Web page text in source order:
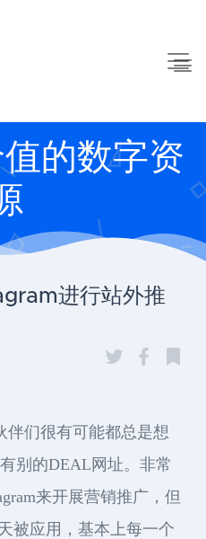
的数字资
进行站外推
伴们很有可能都总是想
别的DEAL网址。非常
来开展营销推广，但
被应用，基本上每一个